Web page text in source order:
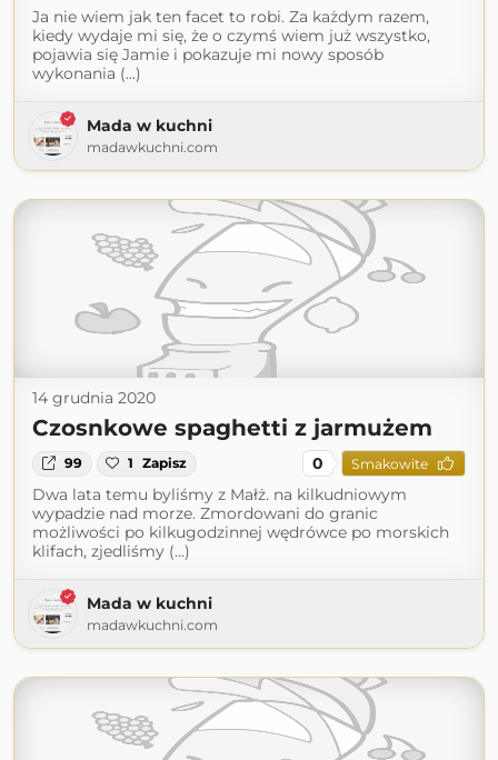
Ja nie wiem jak ten facet to robi. Za każdym razem,
kiedy wydaje mi się, że o czymś wiem już wszystko,
pojawia się Jamie i pokazuje mi nowy sposób
wykonania (...)
Mada w kuchni
madawkuchni.com
14 grudnia 2020
Czosnkowe spaghetti z jarmużem
99 1 Zapisz 0 Smakowite
Dwa lata temu byliśmy z Małż. na kilkudniowym
wypadzie nad morze. Zmordowani do granic
możliwości po kilkugodzinnej wędrówce po morskich
klifach, zjedliśmy (...)
Mada w kuchni
madawkuchni.com